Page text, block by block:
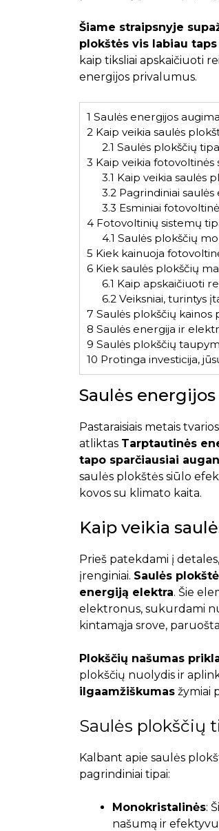
Šiame straipsnyje
plokštės vis labiau
kaip tiksliai apskaičiuoti
energijos privalumus.
1 Saulės energijos
2Kaip veikia saulės
2.1 Saulės plokščių
3 Kaip veikia fotovoltinės
3.1 Kaip veikia saulės
3.2 Pagrindiniai
3.3 Esminiai
4Fotovoltinių sistemų
4.1 Saulės plokščių
5 Kiek kainuoja
6Kiek saulės plokščių
6.1 Kaip apskaičiuoti
6.2 Veiksniai, turintys
7 Saulės plokščių
8 Saulės energija ir
9 Saulės plokščių
10 Protinga investicija,
Saulės
Pastaraisiais metais
atliktas Tarptautinės
tapo sparčiausiai
saulės plokštės siūlo
kovos su klimato kaita.
Kaip veikia
Prieš patekdami į
įrenginiai. Saulės
energiją elektra. Šie
elektronus, sukurdami
kintamąja srove,
Plokščių našumas
plokščių nuolydis ir
ilgaamžiškumasžymiai
Saulės plokščių
Kalbant apie saulės
pagrindiniai tipai:
Monokristalinės:
našumą ir